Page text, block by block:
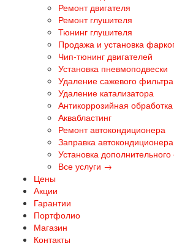
Ремонт двигателя
Ремонт глушителя
Тюнинг глушителя
Продажа и установка
Чип-тюнинг двигателей
Установка пневмоподвески
Удаление сажевого
Удаление катализатора
Антикоррозийная обработка
Аквабластинг
Ремонт автокондиционера
Заправка автокондиционера
Установка
Все услуги →
Цены
Акции
Гарантии
Портфолио
Магазин
Контакты